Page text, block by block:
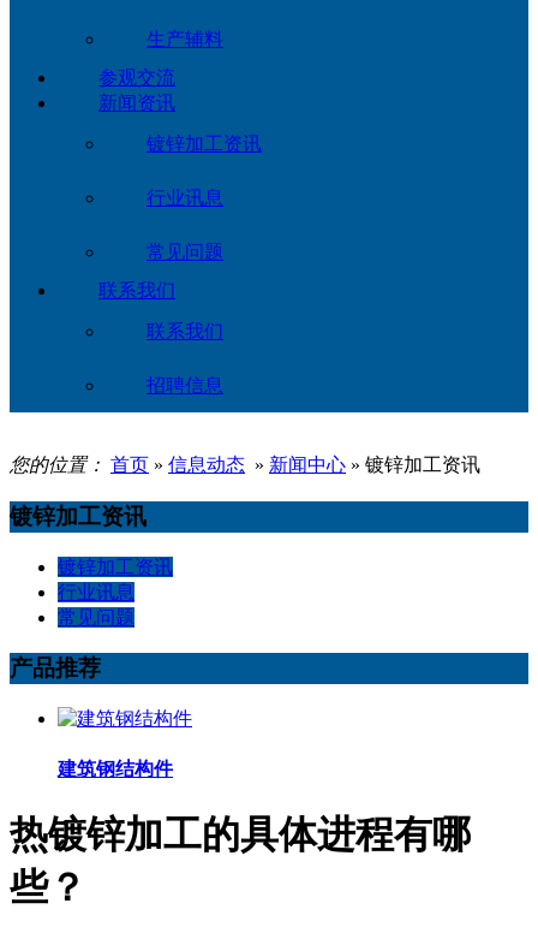
生产辅料
参观交流
新闻资讯
镀锌加工资讯
行业讯息
常见问题
联系我们
联系我们
招聘信息
您的位置： 首页 » 信息动态 » 新闻中心 » 镀锌加工资讯
镀锌加工资讯
镀锌加工资讯
行业讯息
常见问题
产品推荐
建筑钢结构件
热镀锌加工的具体进程有哪
些？